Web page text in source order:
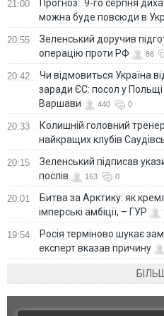
21:00
Прогноз: 9-го серпня
можна буде повсюди в
20:55
Зеленський доручив
операцію проти РФ
86
20:42
Чи відмовиться Україна
заради ЄС: посол у
Варшави
440 0
20:33
Колишній головний
найкращих клубів
20:15
Зеленський підписав
послів
163 0
20:01
Битва за Арктику: як
імперські амбіції, – ГУР
19:54
Росія терміново шукає
експерт вказав причину